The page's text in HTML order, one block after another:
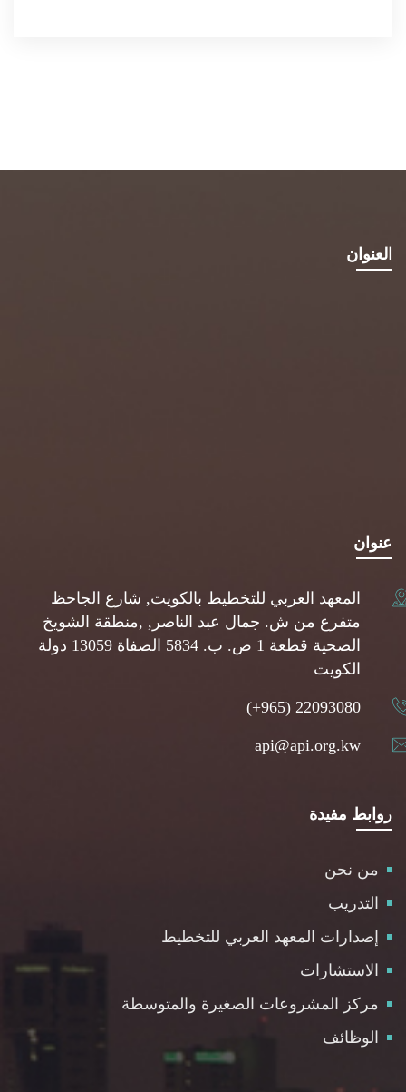
العنوان
عنوان
المعهد العربي للتخطيط بالكويت, شارع الجاحظ
متفرع من ش. جمال عبد الناصر, ,منطقة الشويخ
الصحية قطعة 1 ص. ب. 5834 الصفاة 13059 دولة
الكويت
(+965) 22093080
api@api.org.kw
روابط مفيدة
من نحن
التدريب
إصدارات المعهد العربي للتخطيط
الاستشارات
مركز المشروعات الصغيرة والمتوسطة
الوظائف